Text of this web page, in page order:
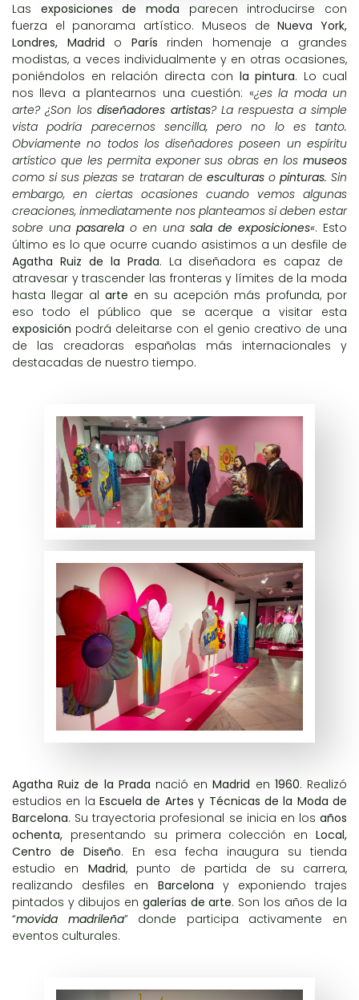
Las exposiciones de moda parecen introducirse con
fuerza el panorama artístico. Museos deNueva York,
Londres, Madrid o París rinden homenaje a grandes
modistas, a veces individualmente y en otras ocasiones,
poniéndolos en relación directa con la pintura. Lo cual
nos lleva a plantearnos una cuestión: «¿es la moda un
arte? ¿Son losdiseñadores artistas? La respuesta a simple
vista podría parecernos sencilla, pero no lo es tanto.
Obviamente no todos los diseñadores poseen un espíritu
artístico que les permita exponer sus obras en los museos
como si sus piezas se trataran de esculturaso pinturas. Sin
embargo, en ciertas ocasiones cuando vemos algunas
creaciones, inmediatamente nos planteamos si deben estar
sobre una pasarela o en una sala de exposiciones«. Esto
último es lo que ocurre cuando asistimos a un desfile de
Agatha Ruiz de la Prada. La diseñadora es capaz de
atravesar y trascender las fronteras y límites de la moda
hasta llegar al arte en su acepción más profunda, por
eso todo el público que se acerque a visitar esta
exposición podrá deleitarse con el genio creativo de una
de las creadoras españolas más internacionales y
destacadas de nuestro tiempo.
Agatha Ruiz de la Prada nació enMadrid en 1960. Realizó
estudios en laEscuela de Artes y Técnicas de la Moda de
Barcelona. Su trayectoria profesional se inicia en los años
ochenta, presentando su primera colección en Local,
Centro de Diseño. En esa fecha inaugura su tienda
estudio en Madrid, punto de partida de su carrera,
realizando desfiles en Barcelona y exponiendo trajes
pintados y dibujos en galerías de arte. Son los años de la
“movida madrileña” donde participa activamente en
eventos culturales.